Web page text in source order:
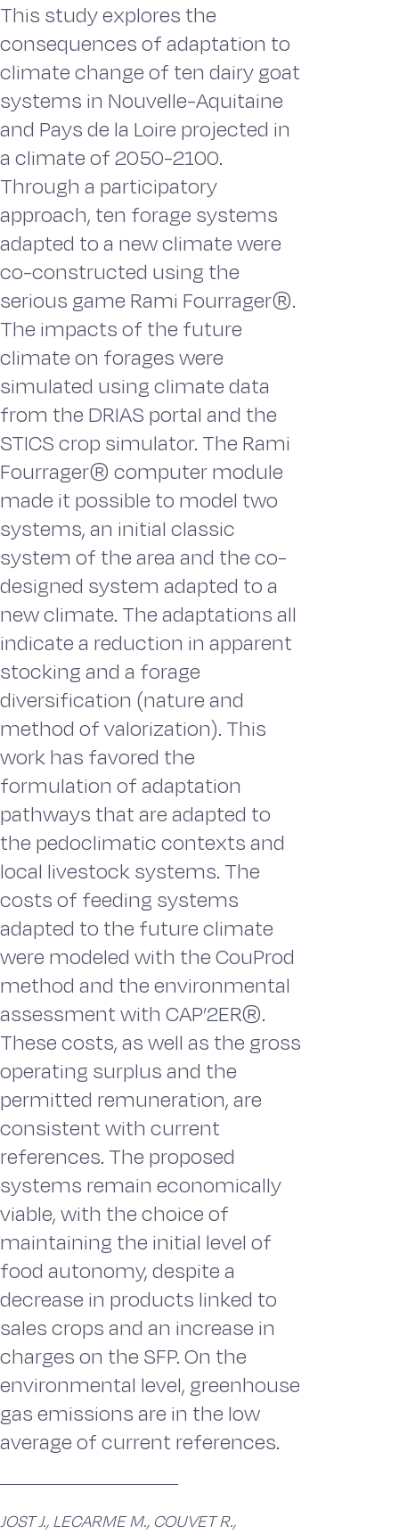
This study explores the
consequences of adaptation to
climate change of ten dairy goat
systems in Nouvelle-Aquitaine
and Pays de la Loire projected in
a climate of 2050-2100.
Through a participatory
approach, ten forage systems
adapted to a new climate were
co-constructed using the
serious game Rami Fourrager®.
The impacts of the future
climate on forages were
simulated using climate data
from the DRIAS portal and the
STICS crop simulator. The Rami
Fourrager® computer module
made it possible to model two
systems, an initial classic
system of the area and the co-
designed system adapted to a
new climate. The adaptations all
indicate a reduction in apparent
stocking and a forage
diversification (nature and
method of valorization). This
work has favored the
formulation of adaptation
pathways that are adapted to
the pedoclimatic contexts and
local livestock systems. The
costs of feeding systems
adapted to the future climate
were modeled with the CouProd
method and the environmental
assessment with CAP’2ER®.
These costs, as well as the gross
operating surplus and the
permitted remuneration, are
consistent with current
references. The proposed
systems remain economically
viable, with the choice of
maintaining the initial level of
food autonomy, despite a
decrease in products linked to
sales crops and an increase in
charges on the SFP. On the
environmental level, greenhouse
gas emissions are in the low
average of current references.
JOST J., LECARME M., COUVET R.,